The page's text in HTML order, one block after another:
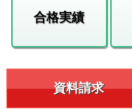
合格実績
資料請求